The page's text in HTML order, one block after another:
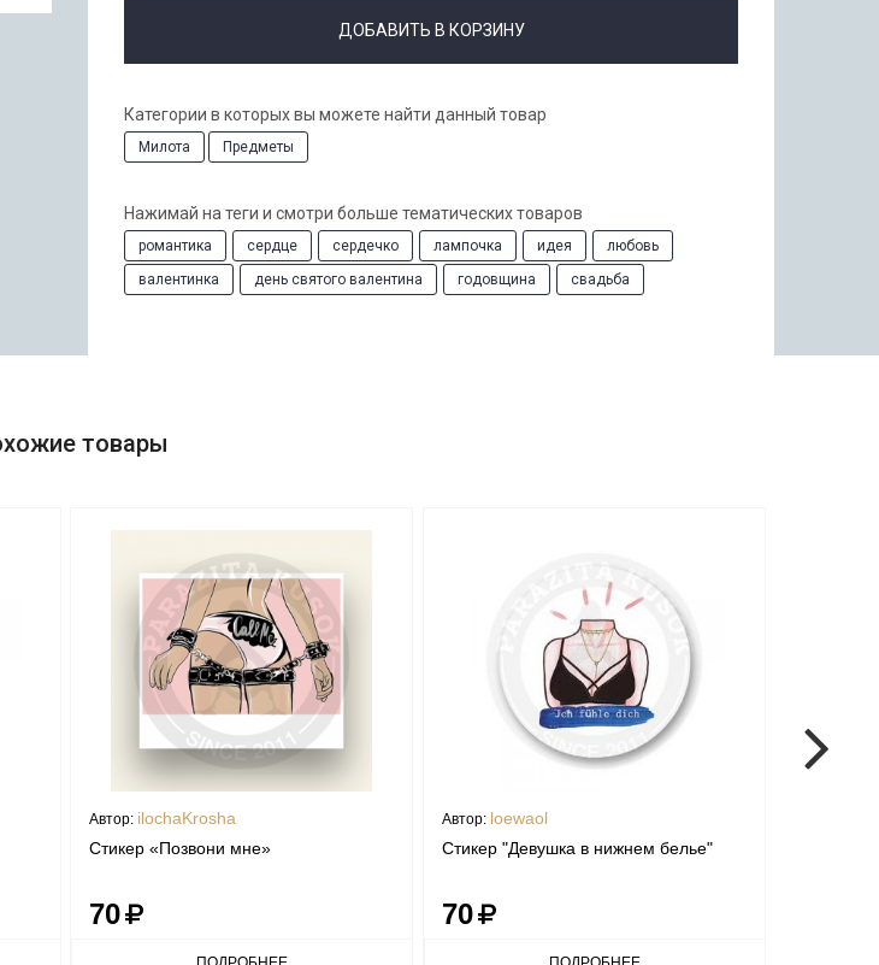
ДОБАВИТЬ В КОРЗИНУ
Категории в которых вы можете найти данный товар
Милота Предметы
Нажимай на теги и смотри больше тематических товаров
романтика сердце сердечко лампочка идея
любовь
валентинка
день святого валентина годовщина свадьба
товары
Автор: ilochaKrosha
Стикер «Позвони мне»
70
Автор: loewaol
Стикер "Девушка в нижнем белье"
70